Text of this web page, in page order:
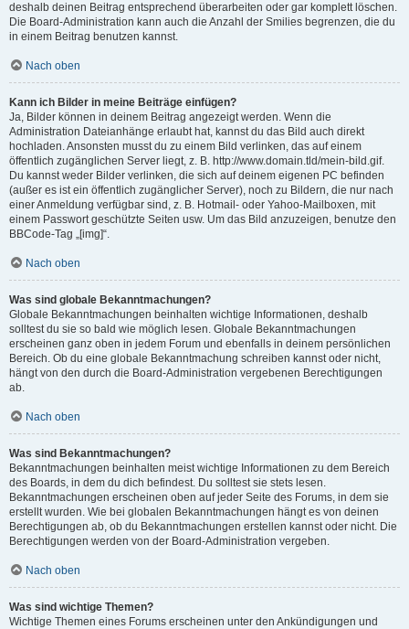
deshalb deinen Beitrag entsprechend überarbeiten oder gar komplett löschen.
Die Board-Administration kann auch die Anzahl der Smilies begrenzen, die du
in einem Beitrag benutzen kannst.
Nach oben
Kann ich Bilder in meine Beiträge einfügen?
Ja, Bilder können in deinem Beitrag angezeigt werden. Wenn die
Administration Dateianhänge erlaubt hat, kannst du das Bild auch direkt
hochladen. Ansonsten musst du zu einem Bild verlinken, das auf einem
öffentlich zugänglichen Server liegt, z. B. http://www.domain.tld/mein-bild.gif.
Du kannst weder Bilder verlinken, die sich auf deinem eigenen PC befinden
(außer es ist ein öffentlich zugänglicher Server), noch zu Bildern, die nur nach
einer Anmeldung verfügbar sind, z. B. Hotmail- oder Yahoo-Mailboxen, mit
einem Passwort geschützte Seiten usw. Um das Bild anzuzeigen, benutze den
BBCode-Tag „[img]“.
Nach oben
Was sind globale Bekanntmachungen?
Globale Bekanntmachungen beinhalten wichtige Informationen, deshalb
solltest du sie so bald wie möglich lesen. Globale Bekanntmachungen
erscheinen ganz oben in jedem Forum und ebenfalls in deinem persönlichen
Bereich. Ob du eine globale Bekanntmachung schreiben kannst oder nicht,
hängt von den durch die Board-Administration vergebenen Berechtigungen
ab.
Nach oben
Was sind Bekanntmachungen?
Bekanntmachungen beinhalten meist wichtige Informationen zu dem Bereich
des Boards, in dem du dich befindest. Du solltest sie stets lesen.
Bekanntmachungen erscheinen oben auf jeder Seite des Forums, in dem sie
erstellt wurden. Wie bei globalen Bekanntmachungen hängt es von deinen
Berechtigungen ab, ob du Bekanntmachungen erstellen kannst oder nicht. Die
Berechtigungen werden von der Board-Administration vergeben.
Nach oben
Was sind wichtige Themen?
Wichtige Themen eines Forums erscheinen unter den Ankündigungen und